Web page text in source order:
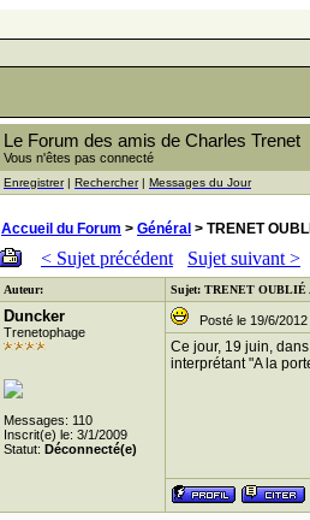
Le Forum des amis de Charles Trenet
Vous n'êtes pas connecté
Enregistrer| Rechercher| Messages du Jour
Accueil du Forum > Général > TRENET
< Sujet précédent Sujet suivant >
Auteur: Sujet: TRENET OUBLIÉ
Duncker
Trenetophage
Messages: 110
Inscrit(e) le: 3/1/2009
Statut: Déconnecté(e)
Posté le 19/6/2012
Ce jour, 19 juin,
interprétant "A la